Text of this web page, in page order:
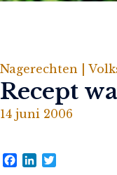
Nagerechten |
Recept
14 juni 2006
Facebook
LinkedIn